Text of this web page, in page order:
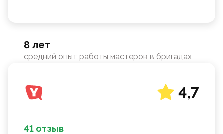
8 лет
средний опыт работы мастеров в бригадах
4,7
41 отзыв